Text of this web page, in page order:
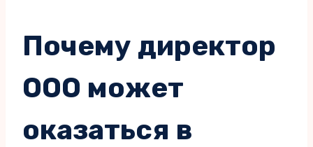
Почему директор
ООО может
оказаться в